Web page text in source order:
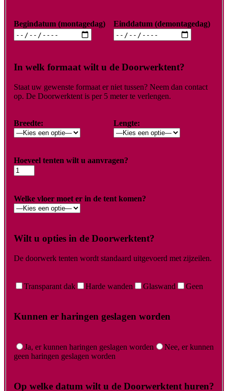
Begindatum (montagedag) Einddatum (demontagedag)
In welk formaat wilt u de Doorwerktent?
Staat uw gewenste formaat er niet tussen? Neem dan contact
op. De Doorwerktent is per 5 meter te verlengen.
Breedte: Lengte:
Hoeveel tenten wilt u aanvragen?
Welke vloer moet er in de tent komen?
Wilt u opties in de Doorwerktent?
De doorwerk tenten wordt standaard uitgevoerd met zijzeilen.
Transparant dak Harde wanden Glaswand Geen
Kunnen er haringen geslagen worden
Ja, er kunnen haringen geslagen worden
Nee, er kunnen
geen haringen geslagen worden
Op welke datum wilt u de Doorwerktent huren?